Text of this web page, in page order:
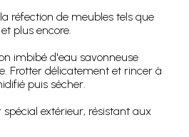
réfection de meubles tels que
plus encore.
imbibé d'eau savonneuse
Frotter délicatement et rincer à
puis sécher.
spécial extérieur, résistant aux